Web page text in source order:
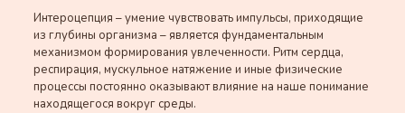
Интероцепция – умение чувствовать импульсы, приходящие
из глубины организма – является фундаментальным
механизмом формирования увлеченности. Ритм сердца,
респирация, мускульное натяжение и иные физические
процессы постоянно оказывают влияние на наше понимание
находящегося вокруг среды.